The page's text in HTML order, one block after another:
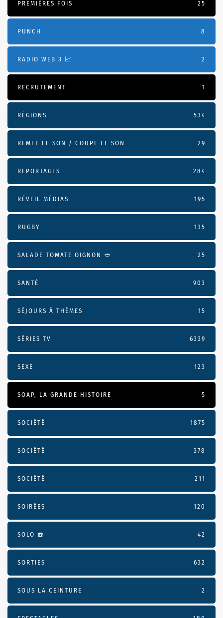
PREMIÈRES FOIS 25
PUNCH 8
RADIO WEB 3 📈 2
RECRUTEMENT 1
RÉGIONS 534
REMET LE SON / COUPE LE SON 29
REPORTAGES 284
RÉVEIL MÉDIAS 195
RUGBY 135
SALADE TOMATE OIGNON 🥙 25
SANTÉ 903
SÉJOURS À THÈMES 15
SÉRIES TV 6339
SEXE 123
SOAP, LA GRANDE HISTOIRE 5
SOCIÉTÉ 1875
SOCIÉTÉ 378
SOCIÉTÉ 211
SOIRÉES 120
SOLO ☎️ 42
SORTIES 632
SOUS LA CEINTURE 2